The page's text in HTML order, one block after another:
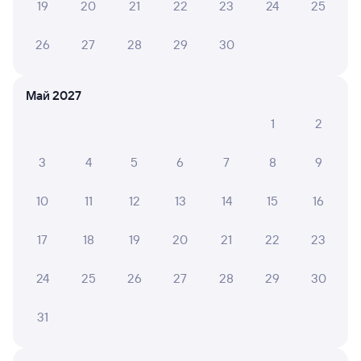
Оформление без регистрации на сайте
Как поменять билет на другую дату или
Как вернуть билет?
Что делать, если ошибся при вводе данных
Как перевезти животное в поезде?
Как получить отчетные документы для
бухгалтерии?
19 20 21 22 23 24 25
26 27 28 29 30
Май 2027
1
2
3 4 5 6 7 8 9
10 11 12 13 14 15 16
17 18 19 20 21 22 23
24 25 26 27 28 29 30
31